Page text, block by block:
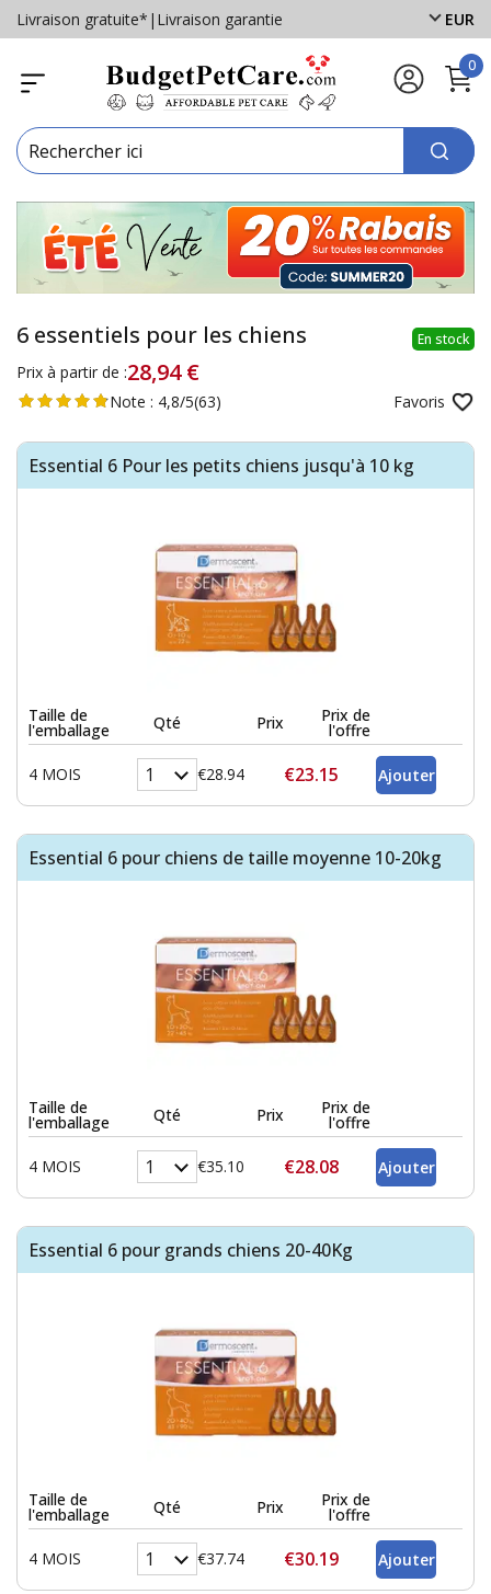
Livraison gratuite* | Livraison garantie EUR
0
En stock
6 essentiels pour les chiens
Prix à partir de :28,94 €
Favoris
Note : 4,8/5(63)
Essential 6 Pour les petits chiens jusqu'à 10 kg
Taille de
l'emballage Qté Prix Prix de
l'offre
4 MOIS €28.94 €23.15
Essential 6 pour chiens de taille moyenne 10-20kg
Taille de
l'emballage Qté Prix Prix de
l'offre
4 MOIS €35.10 €28.08
Essential 6 pour grands chiens 20-40Kg
Taille de
l'emballage Qté Prix Prix de
l'offre
4 MOIS €37.74 €30.19